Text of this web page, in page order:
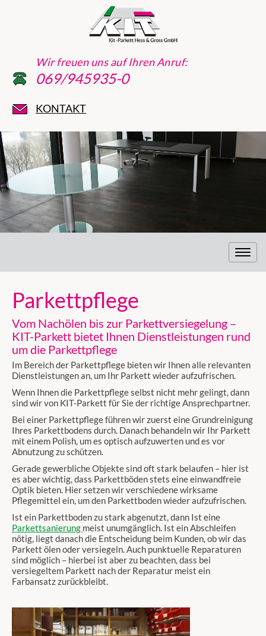
Wir freuen uns auf Ihren Anruf:
069/945935-0
KONTAKT
Parkettpflege
Vom Nachölen bis zur Parkettversiegelung –
KIT-Parkett bietet Ihnen Dienstleistungen rund
um die Parkettpflege
Im Bereich der Parkettpflege bieten wir Ihnen alle relevanten
Dienstleistungen an, um Ihr Parkett wieder aufzufrischen.
Wenn Ihnen die Parkettpflege selbst nicht mehr gelingt, dann
sind wir von KIT-Parkett für Sie der richtige Ansprechpartner.
Bei einer Parkettpflege führen wir zuerst eine Grundreinigung
Ihres Parkettbodens durch. Danach behandeln wir Ihr Parkett
mit einem Polish, um es optisch aufzuwerten und es vor
Abnutzung zu schützen.
Gerade gewerbliche Objekte sind oft stark belaufen – hier ist
es aber wichtig, dass Parkettböden stets eine einwandfreie
Optik bieten. Hier setzen wir verschiedene wirksame
Pflegemittel ein, um den Parkettboden wieder aufzufrischen.
Ist ein Parkettboden zu stark abgenutzt, dann Ist eine
Parkettsanierung meist unumgänglich. Ist ein Abschleifen
nötig, liegt danach die Entscheidung beim Kunden, ob wir das
Parkett ölen oder versiegeln. Auch punktuelle Reparaturen
sind möglich – hierbei ist aber zu beachten, dass bei
versiegeltem Parkett nach der Reparatur meist ein
Farbansatz zurückbleibt.